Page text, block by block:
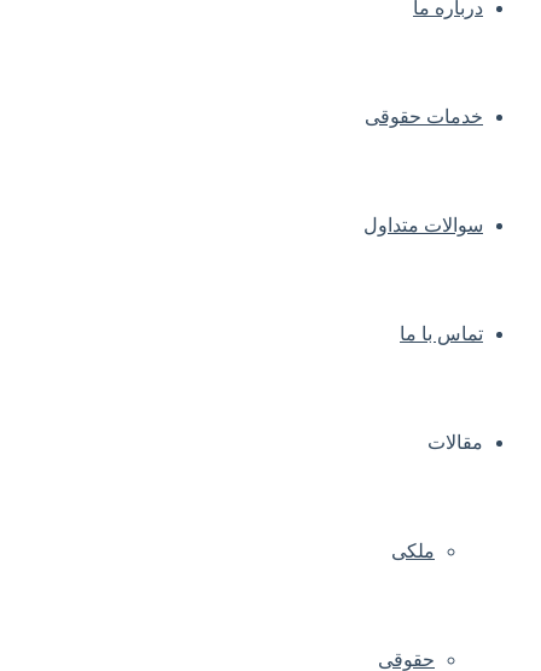
درباره ما
خدمات حقوقی
سوالات متداول
تماس با ما
مقالات
ملکی
حقوقی